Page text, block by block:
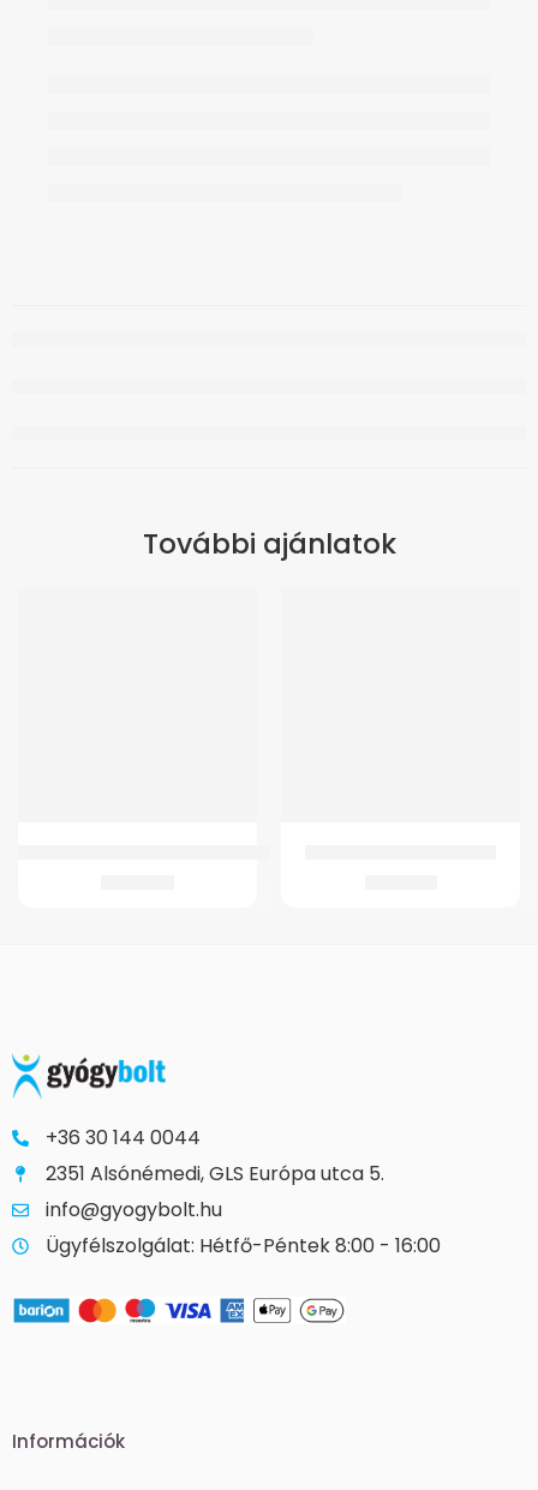
További ajánlatok
+36 30 144 0044
2351 Alsónémedi, GLS Európa utca 5.
info@gyogybolt.hu
Ügyfélszolgálat: Hétfő-Péntek 8:00 - 16:00
Információk